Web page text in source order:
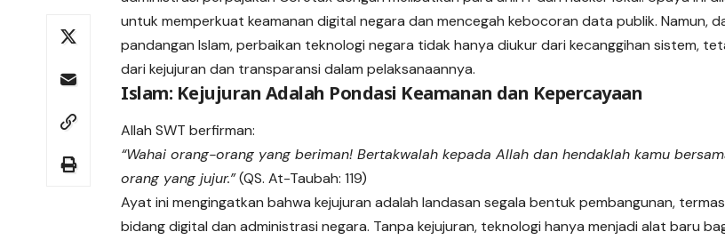
untuk memperkuat keamanan digital negara dan mencegah kebocoran data publik. Namun,
pandangan Islam, perbaikan teknologi negara tidak hanya diukur darikecanggihansistem,
dari kejujuran dan transparansi dalam pelaksanaannya.
Islam: Kejujuran Adalah Pondasi Keamanan dan Kepercayaan
Allah SWT berfirman:
“Wahai orang-orang yang beriman! Bertakwalah kepada Allah dan hendaklah kamu
orang yang jujur.”(QS. At-Taubah: 119)
Ayat ini mengingatkan bahwa kejujuran adalah landasan segala bentuk pembangunan,
bidang digital dan administrasi negara. Tanpa kejujuran, teknologi hanya menjadi alat baru